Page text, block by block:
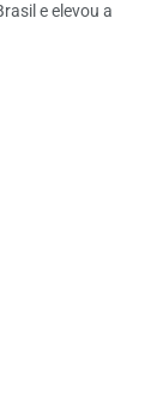
e elevou a